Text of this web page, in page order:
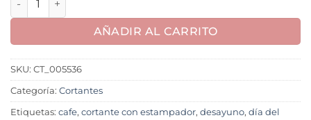
AÑADIR AL CARRITO
SKU: CT_005536
Categoría: Cortantes
Etiquetas: cafe, cortante con estampador, desayuno, día del